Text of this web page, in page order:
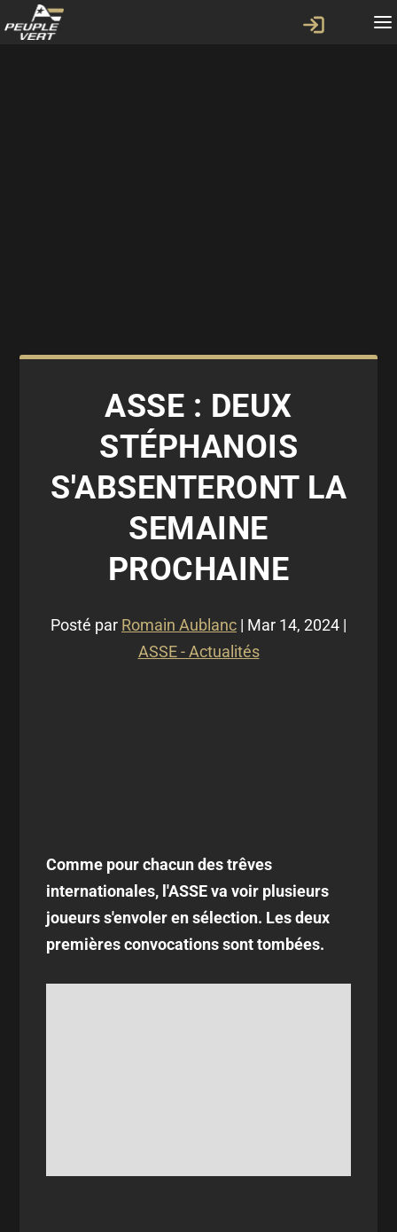
ASSE : DEUX
STÉPHANOIS
S'ABSENTERONT LA
SEMAINE
PROCHAINE
Posté par Romain Aublanc | Mar 14, 2024 |
ASSE - Actualités
Comme pour chacun des trêves
internationales, l'ASSE va voir plusieurs
joueurs s'envoler en sélection. Les deux
premières convocations sont tombées.